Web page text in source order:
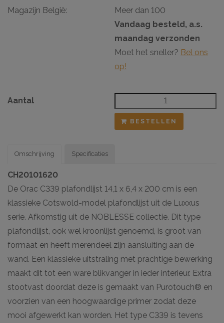
Magazijn België:
Meer dan 100
Vandaag besteld, a.s.
maandag verzonden
Moet het sneller? Bel ons
op!
Aantal
BESTELLEN
Omschrijving
CH20101620
De Orac C339 plafondlijst 14,1 x 6,4 x 200 cm is een
klassieke Cotswold-model plafondlijst uit de Luxxus
serie. Afkomstig uit de NOBLESSE collectie. Dit type
plafondlijst, ook wel kroonlijst genoemd, is groot van
formaat en heeft merendeel zijn aansluiting aan de
wand. Een klassieke uitstraling met prachtige bewerking
maakt dit tot een ware blikvanger in ieder interieur. Extra
stootvast doordat deze is gemaakt van Purotouch® en
voorzien van een hoogwaardige primer zodat deze
mooi afgewerkt kan worden. Het type C339 is tevens
Specificaties